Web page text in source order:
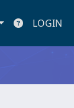
LOGIN